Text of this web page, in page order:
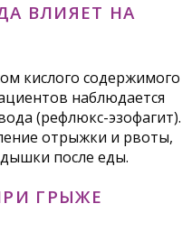
ВЛИЯЕТ НА
кислого содержимого
наблюдается
(рефлюкс-эзофагит).
отрыжки и рвоты,
после еды.
ГРЫЖЕ